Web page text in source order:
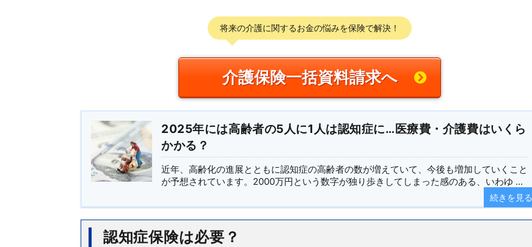
将来の介護に関するお金の悩みを保険で解決！
介護保険一括資料請求へ
2025年には高齢者の5人に1人は認知症に…医療費・介護費はいくら
かかる？
近年、高齢化の進展とともに認知症の高齢者の数が増えていて、今後も増加していくこと
が予想されています。2000万円という数字が独り歩きしてしまった感のある、いわゆ ...
続きを見る
認知症保険は必要？